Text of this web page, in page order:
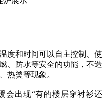
度和时间可以自主控制、使
、防水等安全的功能，不造
热烫等现象。
会出现“有的楼层穿衬衫还